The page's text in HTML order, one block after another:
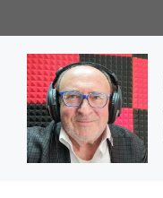
al
contenuto